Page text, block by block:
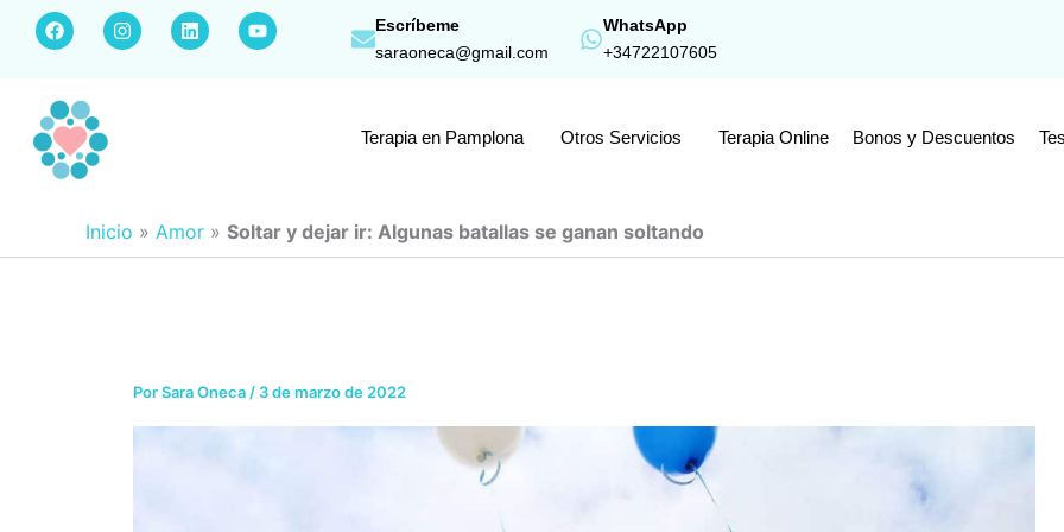
F
a
b
o
o
k
I
n
L
i
Y
o
Escríbeme
saraoneca@gmail.com
WhatsApp
+34722107605
Terapia en Pamplona Otros Servicios Terapia Online Bonos y Descuentos
Inicio » Amor » Soltar y dejar ir: Algunas batallas se ganan soltando
PorSara Oneca/ 3 de marzo de 2022